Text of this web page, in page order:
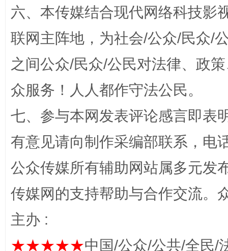
“蜀中异人”王建安的艺术幻境
完善运行机制助力责任有效落实 一纸欠
六、本传媒结合现代网络科技影
联网主阵地，为社会/公众/民众/
之间公众/民众/公民对法律、政
众服务！人人都作守法公民。
七、参与本网发表评论感言即表
有意见请向制作采编部联系，电
公众传媒所有辅助网站属多元发
传媒网的支持帮助与合作交流。
主办 :
★★★★★中国/公众/公共/全民/